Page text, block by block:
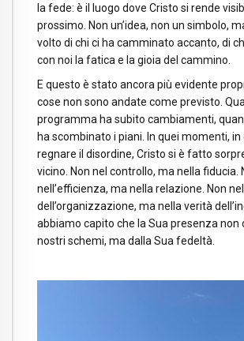
la fede: è il luogo dove Cristo si rende
prossimo. Non un’idea, non un simbolo,
volto di chi ci ha camminato accanto, di
con noi la fatica e la gioia del cammino.
E questo è stato ancora più evidente
cose non sono andate come previsto.
programma ha subito cambiamenti,
ha scombinato i piani. In quei momenti,
regnare il disordine, Cristo si è fatto
vicino. Non nel controllo, ma nella fiducia.
nell’efficienza, ma nella relazione. Non
dell’organizzazione, ma nella verità
abbiamo capito che la Sua presenza non
nostri schemi, ma dalla Sua fedeltà.